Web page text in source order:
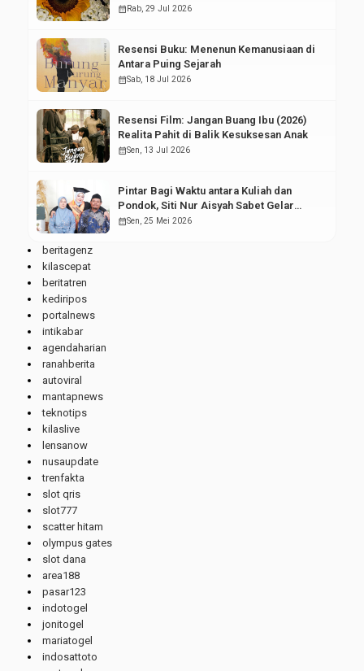
calendar_monthRab, 29 Jul 2026
Resensi Buku: Menenun Kemanusiaan di
Antara Puing Sejarah
calendar_monthSab, 18 Jul 2026
Resensi Film: Jangan Buang Ibu (2026)
Realita Pahit di Balik Kesuksesan Anak
calendar_monthSen, 13 Jul 2026
Pintar Bagi Waktu antara Kuliah dan
Pondok, Siti Nur Aisyah Sabet Gelar
Wisudawan Terbaik
calendar_monthSen, 25 Mei 2026
beritagenz
kilascepat
beritatren
kediripos
portalnews
intikabar
agendaharian
ranahberita
autoviral
mantapnews
teknotips
kilaslive
lensanow
nusaupdate
trenfakta
slot qris
slot777
scatter hitam
olympus gates
slot dana
area188
pasar123
indotogel
jonitogel
mariatogel
indosattoto